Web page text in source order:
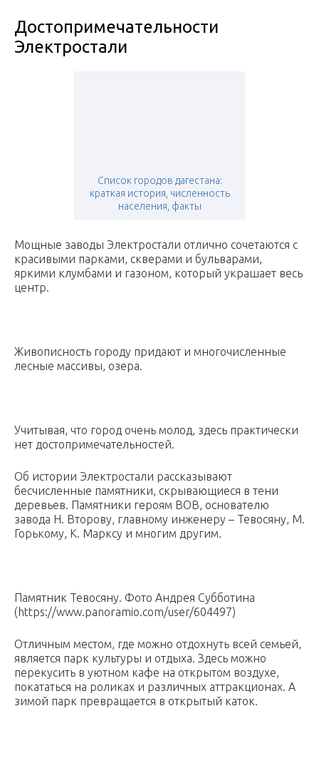
Достопримечательности
Электростали
Список городов дагестана:
краткая история, численность
населения, факты
Мощные заводы Электростали отлично сочетаются с
красивыми парками, скверами и бульварами,
яркими клумбами и газоном, который украшает весь
центр.
Живописность городу придают и многочисленные
лесные массивы, озера.
Учитывая, что город очень молод, здесь практически
нет достопримечательностей.
Об истории Электростали рассказывают
бесчисленные памятники, скрывающиеся в тени
деревьев. Памятники героям ВОВ, основателю
завода Н. Второву, главному инженеру – Тевосяну, М.
Горькому, К. Марксу и многим другим.
Памятник Тевосяну. Фото Андрея Субботина
(https://www.panoramio.com/user/604497)
Отличным местом, где можно отдохнуть всей семьей,
является парк культуры и отдыха. Здесь можно
перекусить в уютном кафе на открытом воздухе,
покататься на роликах и различных аттракционах. А
зимой парк превращается в открытый каток.